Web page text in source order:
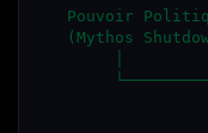
Pouvoir
(Mythos